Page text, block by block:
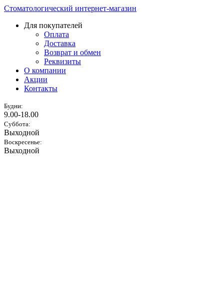
Стоматологический интернет-магазин
Для покупателей
Оплата
Доставка
Возврат и обмен
Реквизиты
О компании
Акции
Контакты
Будни:
9.00-18.00
Суббота:
Выходной
Воскресенье:
Выходной